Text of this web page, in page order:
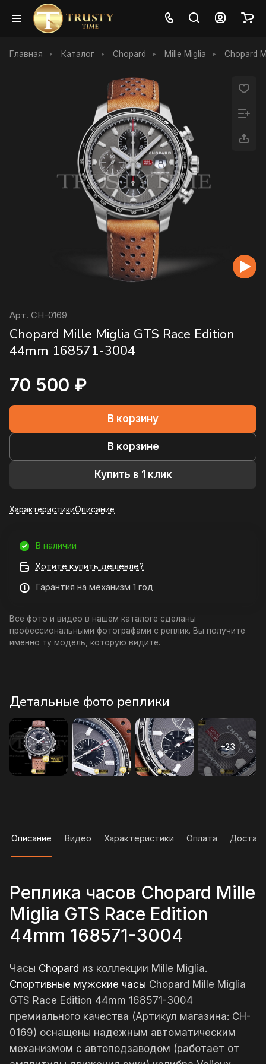
Главная Каталог Chopard Mille Miglia Chopard
Арт. CH-0169
Chopard Mille Miglia GTS Race Edition
44mm 168571-3004
70 500 ₽
В корзину
В корзине
Купить в 1 клик
ХарактеристикиОписание
В наличии
Хотите купить дешевле?
Гарантия на механизм 1 год
Все фото и видео в нашем каталоге сделаны
профессиональными фотографами с реплик. Вы получите
именно ту модель, которую видите.
Детальные фото реплики
Описание Видео Характеристики Оплата
Реплика часов Chopard Mille
Miglia GTS Race Edition
44mm 168571-3004
Часы Chopard из коллекции Mille Miglia.
Спортивные мужские часы Chopard Mille Miglia
GTS Race Edition 44mm 168571-3004
премиального качества (Артикул магазина: CH-
0169) оснащены надежным автоматическим
механизмом с автоподзаводом (работает от